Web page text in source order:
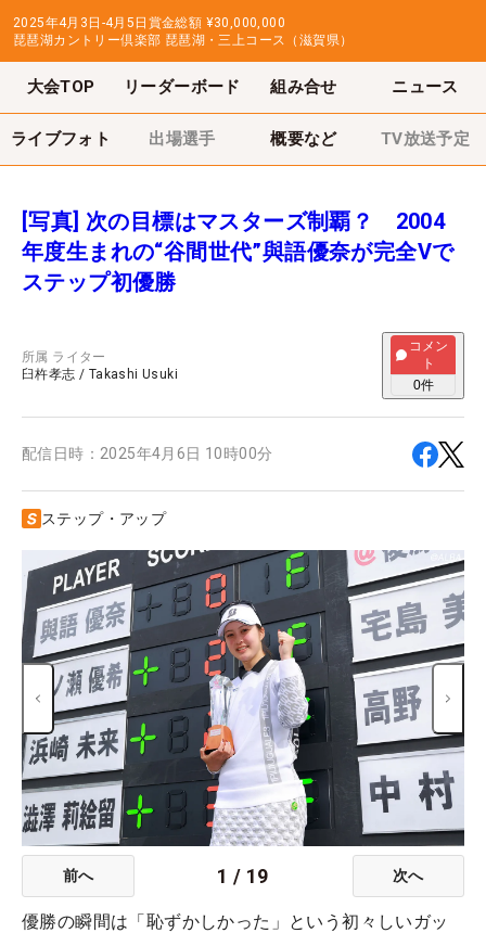
2025年4月3日-4月5日 賞金総額 ¥30,000,000
琵琶湖カントリー倶楽部 琵琶湖・三上コース（滋賀県）
大会TOP リーダーボード 組み合せ ニュース
ライブフォト 出場選手 概要など TV放送予定
[写真] 次の目標はマスターズ制覇？ 2004
年度生まれの“谷間世代”與語優奈が完全Vで
ステップ初優勝
所属 ライター
臼杵孝志 / Takashi Usuki
コメン
ト
0件
配信日時： 2025年4月6日 10時00分
ステップ・アップ
前へ 1 / 19 次へ
優勝の瞬間は「恥ずかしかった」という初々しいガッ